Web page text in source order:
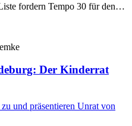
fordern Tempo 30 für den…
Der Kinderrat